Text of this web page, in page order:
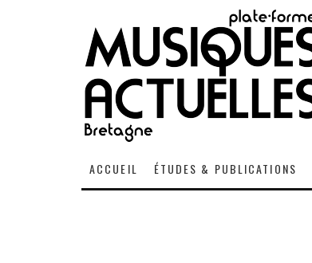
ACCUEIL ÉTUDES & PUBLICATIONS